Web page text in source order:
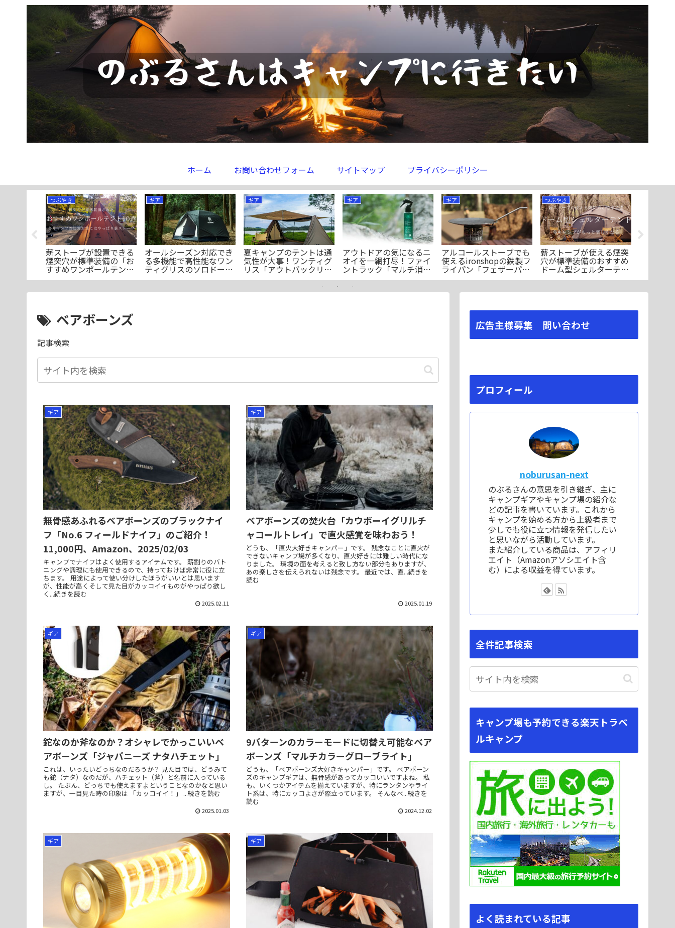
ホーム お問い合わせフォーム サイトマップ プライバシーポリシー
つぶやき
薪ストーブが設置できる
煙突穴が標準装備の「お
すすめワンポールテント
10選」
ギア
オールシーズン対応でき
る多機能で高性能なワン
ティグリスのソロドーム
「ステラ」のご紹介
2025/02/25）
ギア
夏キャンプのテントは通
気性が大事！ワンティグ
リス「アウトバックリ・
トリート」
ギア
アウトドアの気になるニ
オイを一網打尽！ファイ
ントラック「マルチ消臭
スプレー」のご紹介
ギア
アルコールストーブでも
使えるironshopの鉄製フ
ライパン「フェザーパ
ン」のご紹介
つぶやき
薪ストーブが使える煙突
穴が標準装備のおすすめ
ドーム型シェルターテン
トのご紹介 張性に驚
ベアボーンズ
記事検索
ギア
無骨感あふれるベアボーンズのブラックナイ
フ「No.6 フィールドナイフ」のご紹介！
11,000円、Amazon、2025/02/03
キャンプでナイフはよく使用するアイテムです。 薪割りのバト
ニングや調理にも使用できるので、持っておけば非常に役に立
ちます。 用途によって使い分けしたほうがいいとは思います
が、性能が高くそして見た目がカッコイイものがやっぱり欲し
く...続きを読む
2025.02.11
ギア
ベアボーンズの焚火台「カウボーイグリルチ
ャコールトレイ」で直火感覚を味わおう！
どうも、「直火大好きキャンパー」です。 残念なことに直火が
できないキャンプ場が多くなり、直火好きには難しい時代にな
りました。 環境の面を考えると致し方ない部分もありますが、
あの楽しさを伝えられないは残念です。 最近では、直...続きを
読む
2025.01.19
ギア
鉈なのか斧なのか？オシャレでかっこいいベ
アボーンズ「ジャパニーズ ナタハチェット」
これは、いったいどっちなのだろうか？ 見た目では、どうみて
も鉈（ナタ）なのだが、ハチェット（斧）と名前に入っている
し。 たぶん、どっちでも使えますよということなのかなと思い
ますが、一目見た時の印象は 「カッコイイ！」 ...続きを読む
2025.01.03
ギア
9パターンのカラーモードに切替え可能なベア
ボーンズ「マルチカラーグローブライト」
どうも、「ベアボーンズ大好きキャンパー」です。 ベアボーン
ズのキャンプギアは、無骨感があってカッコいいですよね。 私
も、いくつかアイテムを揃えていますが、特にランタンやライ
ト系は、特にカッコよさが際立っています。 そんなベ...続きを
読む
2024.12.02
ギア ギア
広告主様募集 問い合わせ
プロフィール
noburusan-next
のぶるさんの意思を引き継ぎ、主に
キャンプギアやキャンプ場の紹介な
どの記事を書いています。これから
キャンプを始める方から上級者まで
少しでも役に立つ情報を発信したい
と思いながら活動しています。
また紹介している商品は、アフィリ
エイト（Amazonアソシエイト含
む）による収益を得ています。
全件記事検索
キャンプ場も予約できる楽天トラベ
ルキャンプ
よく読まれている記事